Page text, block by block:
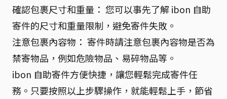
確認包裹尺寸和重量： 您可以事先了解 ibon 自助
寄件的尺寸和重量限制，避免寄件失敗。
注意包裹內容物： 寄件時請注意包裹內容物是否為
禁寄物品，例如危險物品、易碎物品等。
ibon 自助寄件方便快捷，讓您輕鬆完成寄件任
務。只要按照以上步驟操作，就能輕鬆上手，節省